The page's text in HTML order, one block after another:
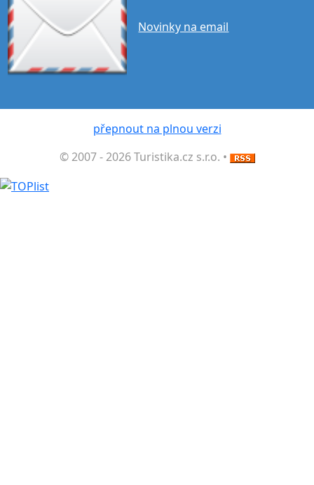
Novinky na email
přepnout na plnou verzi
© 2007 - 2026 Turistika.cz s.r.o. •